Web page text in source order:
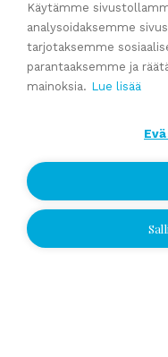
Kumppaniblogi: Avio-
Yrityskauppablogi:
yrityskaupassa?
Yrityskauppablogi:
kuukautta ennen
Katso kaikki
Jätä
Käytämme
analysoidaksemme
tarjotaksemme
parantaaksemme ja
mainoksia. Lue lisää